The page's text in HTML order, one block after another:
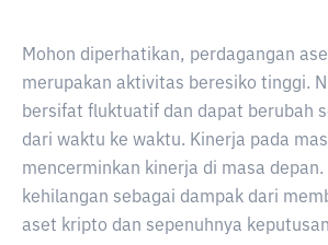
Mohon diperhatikan, perdagangan
merupakan aktivitas beresiko tinggi.
bersifat fluktuatif dan dapat berubah
dari waktu ke waktu. Kinerja pada
mencerminkan kinerja di masa
kehilangan sebagai dampak dari
aset kripto dan sepenuhnya